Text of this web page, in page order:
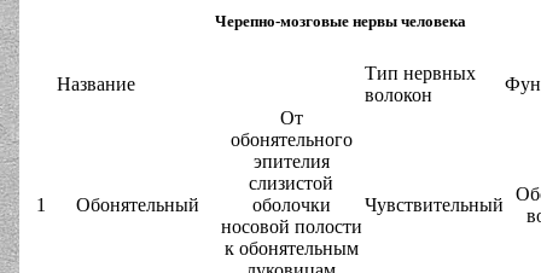
Черепно-мозговые нервы человека
Название
Тип нервных
волокон
1 Обонятельный
От
обонятельного
эпителия
слизистой
оболочки
носовой полости
к обонятельным
Чувствительный